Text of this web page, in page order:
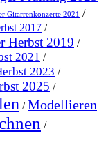
Gitarrenkonzerte 2021 /
2017 /
Herbst 2019 /
2021 /
2023 /
2025 /
/Modellieren
/